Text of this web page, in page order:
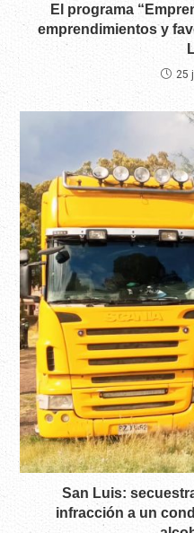
El programa
emprendimientos y
25
San Luis:
infracción a un